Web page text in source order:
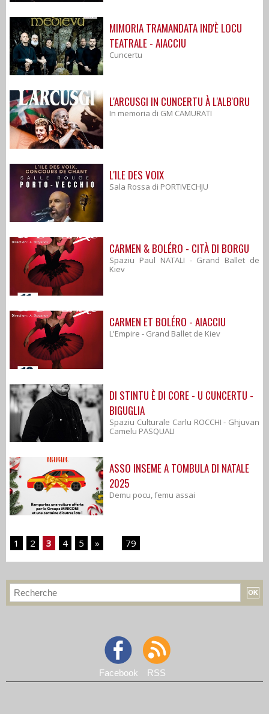
MIMORIA TRAMANDATA IND'È LOCU
TEATRALE - AIACCIU
Cuncertu
L'ARCUSGI IN CUNCERTU À L'ALB'ORU
In memoria di GM CAMURATI
L'ILE DES VOIX
Sala Rossa di PORTIVECHJU
CARMEN & BOLÉRO - CITÀ DI BORGU
Spaziu Paul NATALI - Grand Ballet de
Kiev
CARMEN ET BOLÉRO - AIACCIU
L'Empire - Grand Ballet de Kiev
DI STINTU È DI CORE - U CUNCERTU -
BIGUGLIA
Spaziu Culturale Carlu ROCCHI - Ghjuvan
Camelu PASQUALI
ASSO INSEME A TOMBULA DI NATALE
2025
Demu pocu, femu assai
1 2 3 4 5 » 79
Facebook RSS